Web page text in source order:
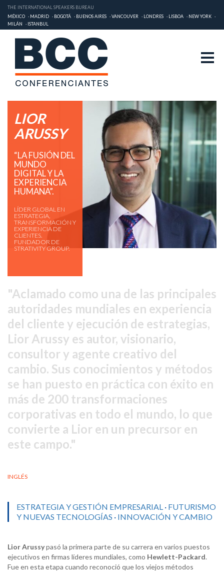
THE INTERNATIONAL SPEAKERS BUREAU
MÉXICO
MADRID BOGOTÁ BUENOS AIRES VANCOUVER LONDRES LISBOA
NEW YORK
MILÁN
ISTANBUL
LIOR
ARUSSY
“LA FUSIÓN DEL
MUNDO
DIGITAL Y LA
EXPERIENCIA
HUMANA”.
LÍDER GLOBAL EN
ESTRATEGIA,
TRANSFORMACIÓN Y
EXPERIENCIA DE
CLIENTES.
FUNDADOR DE
STRATIVITY GROUP.
Aclamado como una de las principales
autoridades mundiales en experiencia
del cliente y ejecución de estrategias,
Lior Arussy es autor, visionario,
consultor y agente creativo del
cambio. Sus conocimientos y métodos
se han puesto en práctica con éxito en
más de 200 transformaciones
corporativas en todo el mundo, lo que
convierte a Lior en un precursor en
este campo.
INGLÉS
ESTRATEGIA Y GESTIÓN EMPRESARIAL · FUTURISMO
Y NUEVAS TECNOLOGÍAS · INNOVACIÓN Y CAMBIO
Lior Arussypasó la primera parte de su carrera en varios puestos
ejecutivos en firmas líderes mundiales, como Hewlett-Packard.
Fue en esta etapa cuando reconoció que los viejos métodos